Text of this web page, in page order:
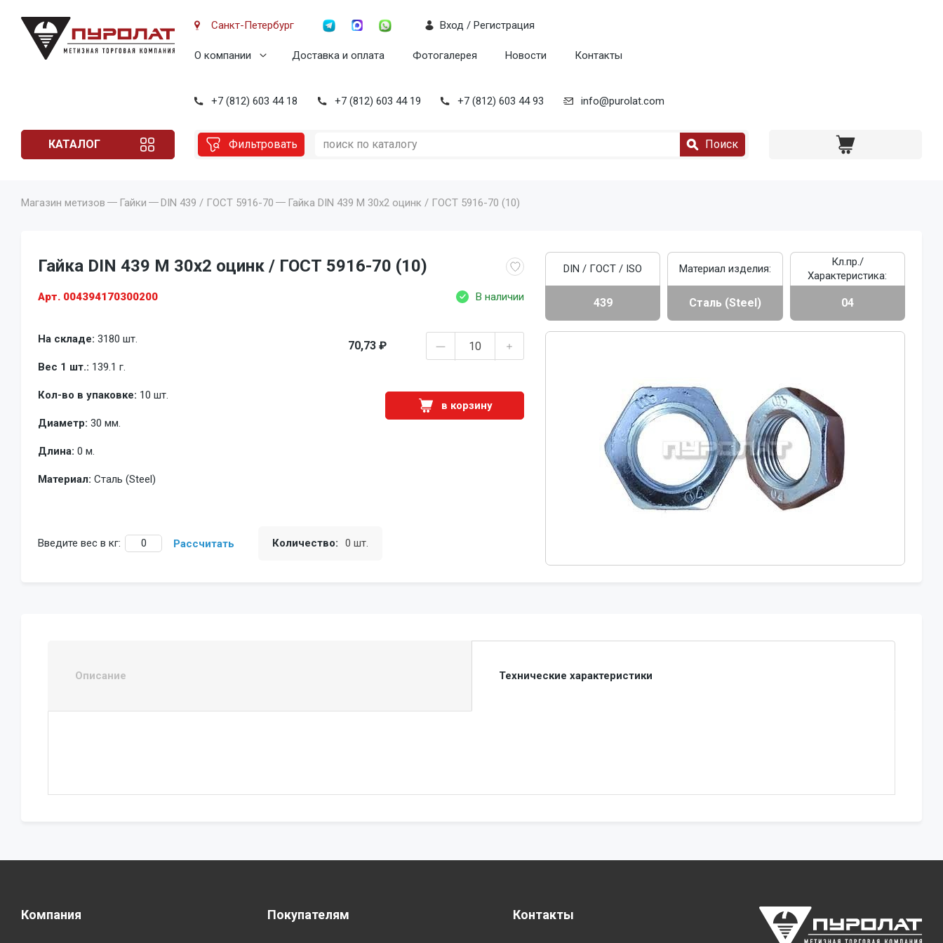
Санкт-Петербург
О компании Доставка и оплата Фотогалерея Новости Контакты
Вход / Регистрация
+7 (812) 603 44 18 +7 (812) 603 44 19 +7 (812) 603 44 93 info@purolat.com
КАТАЛОГ Фильтровать Поиск
Магазин метизов Гайки DIN 439 / ГОСТ 5916-70 Гайка DIN 439 M 30x2 оцинк / ГОСТ 5916-70 (10)
Гайка DIN 439 M 30x2 оцинк / ГОСТ 5916-70 (10)
Арт. 004394170300200 В наличии
На складе: 3180 шт.
Вес 1 шт.: 139.1 г.
Кол-во в упаковке: 10 шт.
Диаметр: 30 мм.
Длина: 0 м.
Материал: Сталь (Steel)
70,73 ₽
в корзину
Введите вес в кг: Рассчитать Количество: 0 шт.
DIN / ГОСТ / ISO
439
Материал изделия:
Сталь (Steel)
Кл.пр./
Характеристика:
04
Описание Технические характеристики
Компания Покупателям Контакты